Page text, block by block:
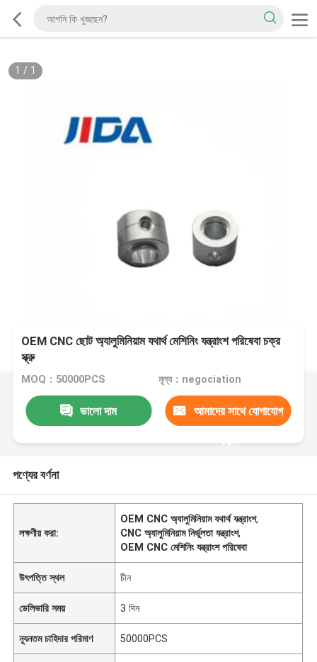
1 / 1
OEM CNC ছোট অ্যালুমিনিয়াম যথার্থ মেশিনিং যন্ত্রাংশ পরিষেবা চক্র
স্ক্রু
MOQ：50000PCS মূল্য：negociation
ভালো দাম আমাদের সাথে যোগাযোগ
করুন
পণ্যের বর্ণনা
লক্ষণীয় করা:
OEM CNC অ্যালুমিনিয়াম যথার্থ যন্ত্রাংশ,
CNC অ্যালুমিনিয়াম নির্ভুলতা যন্ত্রাংশ,
OEM CNC মেশিনিং যন্ত্রাংশ পরিষেবা
উৎপত্তি স্থল চীন
ডেলিভারি সময় 3 দিন
ন্যূনতম চাহিদার পরিমাণ 50000PCS